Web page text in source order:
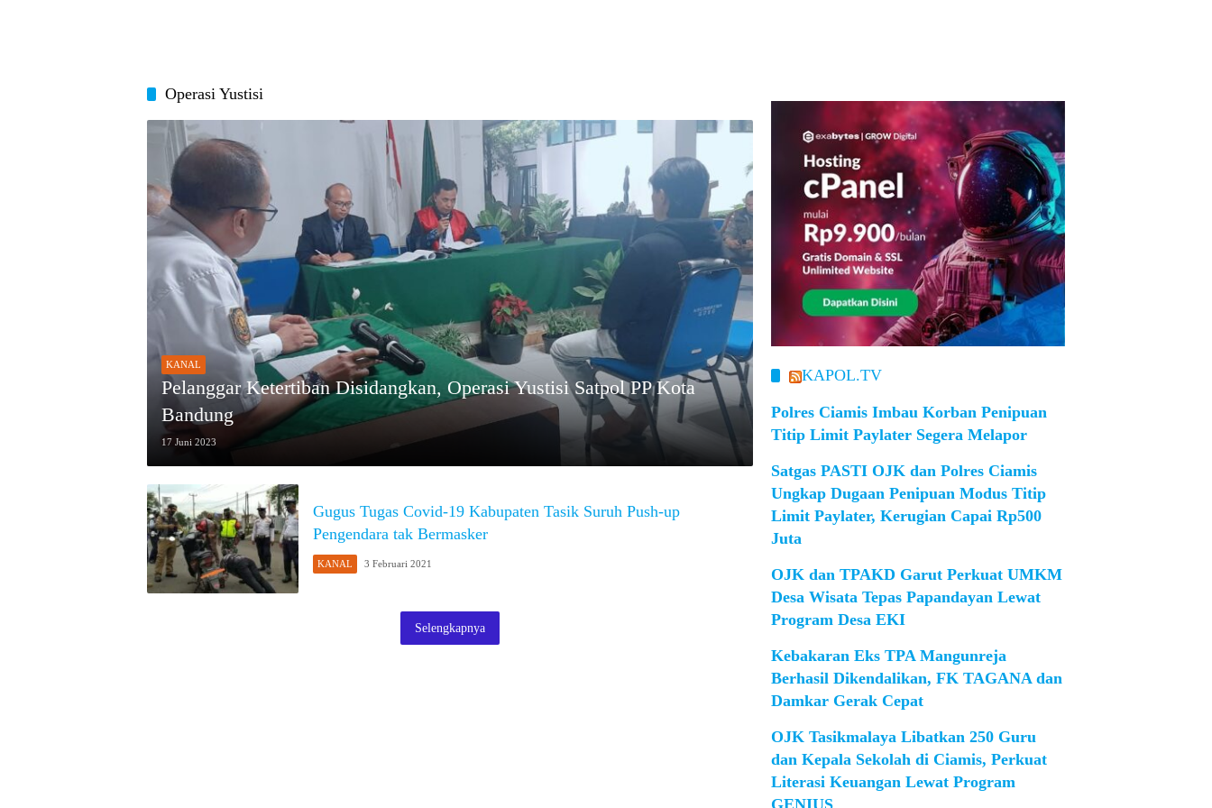
Operasi Yustisi
KANAL
Pelanggar Ketertiban Disidangkan, Operasi Yustisi Satpol PP Kota
Bandung
17 Juni 2023
Gugus Tugas Covid-19 Kabupaten Tasik Suruh Push-up
Pengendara tak Bermasker
KANAL 3 Februari 2021
Selengkapnya
KAPOL.TV
Polres Ciamis Imbau Korban Penipuan
Titip Limit Paylater Segera Melapor
Satgas PASTI OJK dan Polres Ciamis
Ungkap Dugaan Penipuan Modus Titip
Limit Paylater, Kerugian Capai Rp500
Juta
OJK dan TPAKD Garut Perkuat UMKM
Desa Wisata Tepas Papandayan Lewat
Program Desa EKI
Kebakaran Eks TPA Mangunreja
Berhasil Dikendalikan, FK TAGANA dan
Damkar Gerak Cepat
OJK Tasikmalaya Libatkan 250 Guru
dan Kepala Sekolah di Ciamis, Perkuat
Literasi Keuangan Lewat Program
GENIUS